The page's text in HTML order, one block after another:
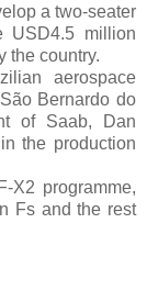
a two-seater
USD4.5 million
the country.
aerospace
Bernardo do
of Saab, Dan
the production
X2 programme,
Fs and the rest